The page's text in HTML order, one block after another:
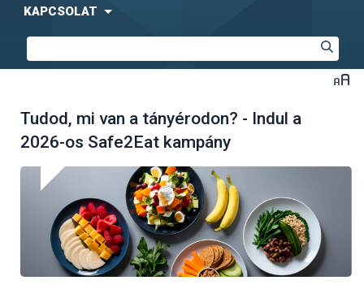
KAPCSOLAT
Tudod, mi van a tányérodon? - Indul a
2026-os Safe2Eat kampány